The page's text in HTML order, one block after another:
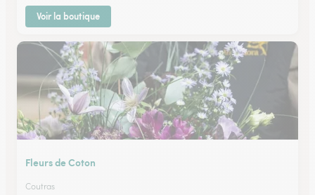
Voir la boutique
Fleurs de Coton
Coutras